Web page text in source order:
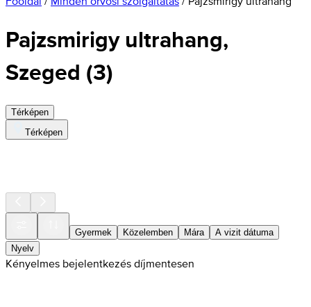
Pajzsmirigy ultrahang,
Szeged (3)
Térképen
Térképen
Gyermek Közelemben Mára
A vizit dátuma
Nyelv
Kényelmes bejelentkezés díjmentesen